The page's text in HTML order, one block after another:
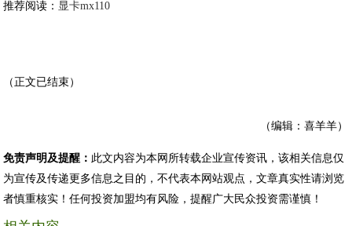
推荐阅读： 显卡mx110
（正文已结束）
（编辑：喜羊羊）
免责声明及提醒： 此文内容为本网所转载企业宣传资讯，该相关信息仅
为宣传及传递更多信息之目的，不代表本网站观点，文章真实性请浏览
者慎重核实！任何投资加盟均有风险，提醒广大民众投资需谨慎！